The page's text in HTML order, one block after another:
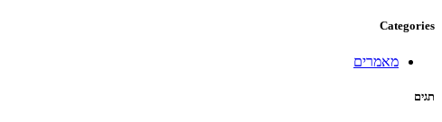
Categories
מאמרים
תגים